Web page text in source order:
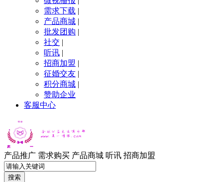
需求下载 |
产品商城 |
批发团购 |
社交 |
听讯 |
招商加盟 |
征婚交友 |
积分商城 |
赞助企业
客服中心
产品推广 需求购买 产品商城 听讯 招商加盟
搜索